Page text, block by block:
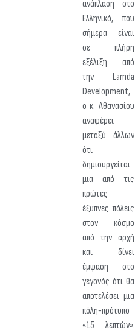
ανάπλαση στο
Ελληνικό, που
σήμερα είναι
σε πλήρη
εξέλιξη από
την Lamda
Development,
ο κ. Αθανασίου
αναφέρει
μεταξύ άλλων
ότι
δημιουργείται
μια από τις
πρώτες
έξυπνες πόλεις
στον κόσμο
από την αρχή
και δίνει
έμφαση στο
γεγονός ότι θα
αποτελέσει μια
πόλη-πρότυπο
«15 λεπτών».